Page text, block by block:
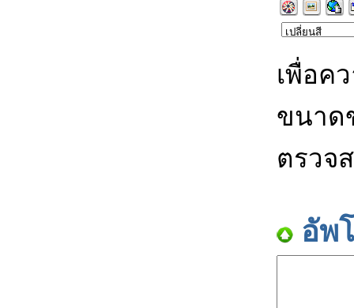
เพื่อค
ขนาด
ตรวจ
อัพ